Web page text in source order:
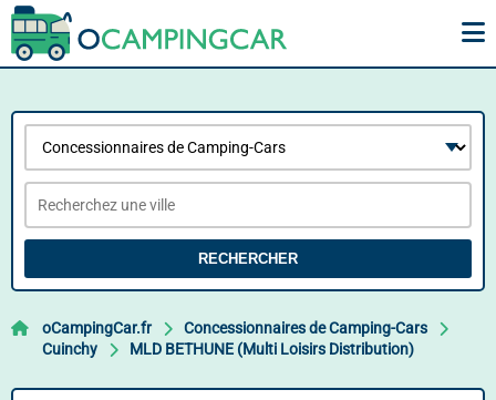
RECHERCHER
oCampingCar.fr
Concessionnaires de Camping-Cars
Cuinchy
MLD BETHUNE (Multi Loisirs Distribution)